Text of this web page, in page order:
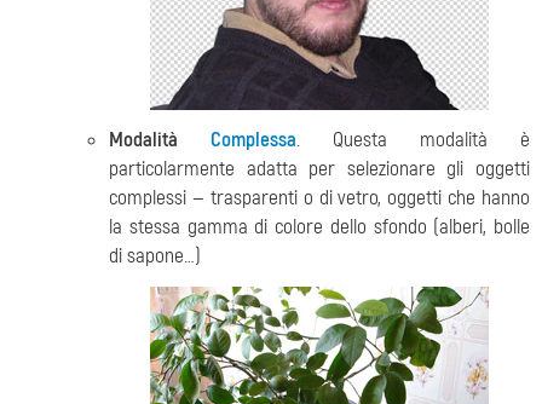
Modalità Complessa. Questa modalità è
particolarmente adatta per selezionare gli oggetti
complessi — trasparenti o di vetro, oggetti che hanno
la stessa gamma di colore dello sfondo (alberi, bolle
di sapone…)